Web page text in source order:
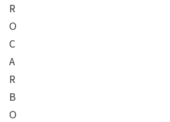
R
O
C
A
R
B
O